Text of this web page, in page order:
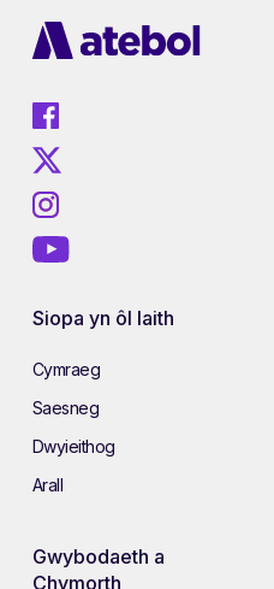
Siopa yn ôl Iaith
Cymraeg
Saesneg
Dwyieithog
Arall
Gwybodaeth a
Chymorth